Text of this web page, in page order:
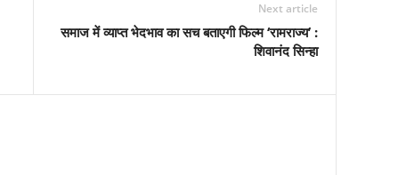
Next article
समाज में व्याप्त भेदभाव का सच बताएगी फिल्म ‘रामराज्य’ :
शिवानंद सिन्हा